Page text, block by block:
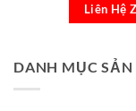
Liên Hệ
DANH MỤC